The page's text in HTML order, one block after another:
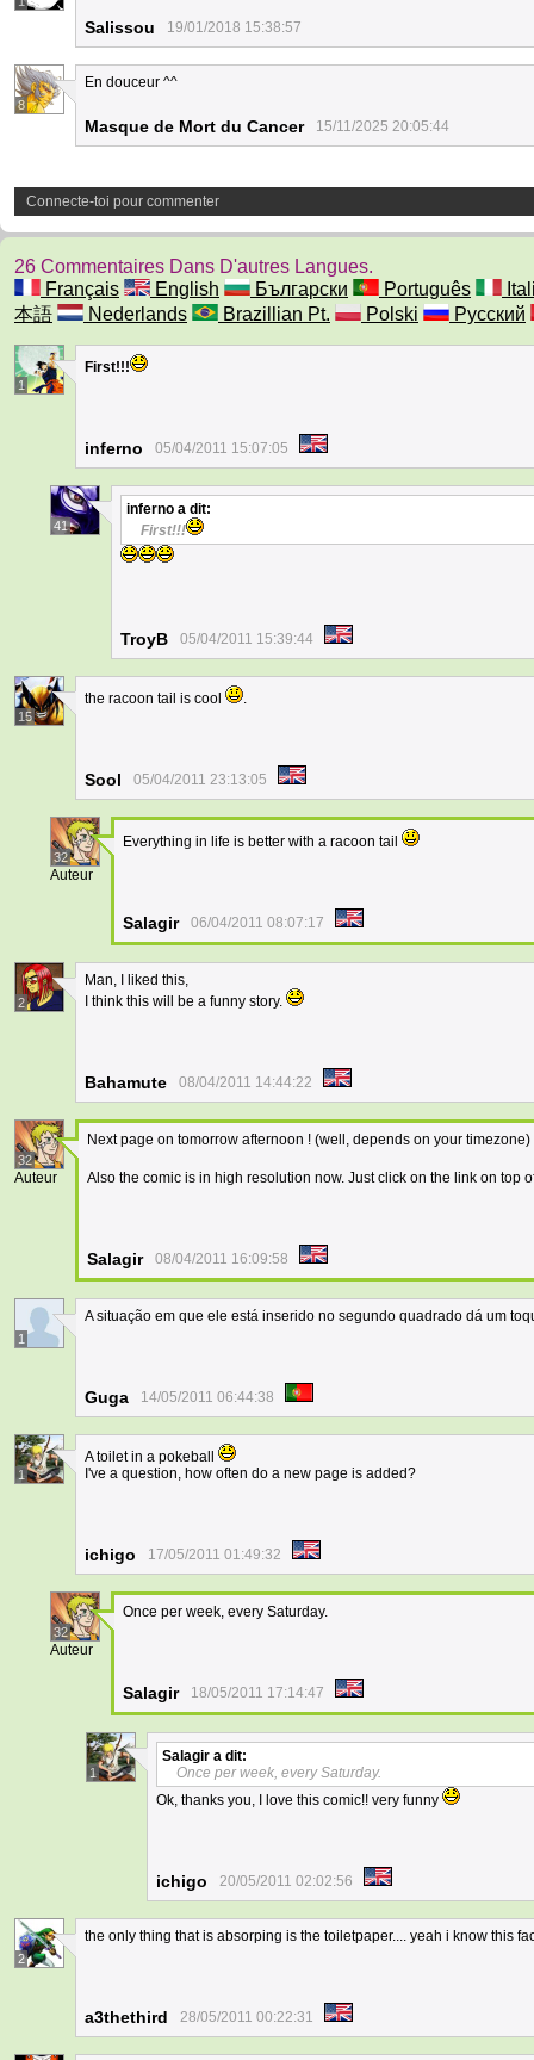
Salissou 19/01/2018 15:38:57
8
En douceur ^^
Masque de Mort du Cancer 15/11/2025 20:05:44
Connecte-toi pour commenter
26 Commentaires Dans D'autres Langues.
Français
English Български Português
本語
Nederlands Brazillian Pt. Polski Русский
1
First!!!
inferno 05/04/2011 15:07:05
41
inferno a dit:
First!!!
TroyB 05/04/2011 15:39:44
15
the racoon tail is cool .
Sool 05/04/2011 23:13:05
32
Auteur
Everything in life is better with a racoon tail
Salagir 06/04/2011 08:07:17
2
Man, I liked this,
I think this will be a funny story.
Bahamute 08/04/2011 14:44:22
32
Auteur
Next page on tomorrow afternoon ! (well, depends on your timezone)
Also the comic is in high resolution now. Just click on the link on top
Salagir 08/04/2011 16:09:58
1
A situação em que ele está inserido no segundo quadrado dá um
Guga 14/05/2011 06:44:38
1
A toilet in a pokeball
I've a question, how often do a new page is added?
ichigo 17/05/2011 01:49:32
32
Auteur
Once per week, every Saturday.
Salagir 18/05/2011 17:14:47
1
Salagir a dit:
Once per week, every Saturday.
Ok, thanks you, I love this comic!! very funny
ichigo 20/05/2011 02:02:56
2
the only thing that is absorping is the toiletpaper.... yeah i know this
a3thethird 28/05/2011 00:22:31